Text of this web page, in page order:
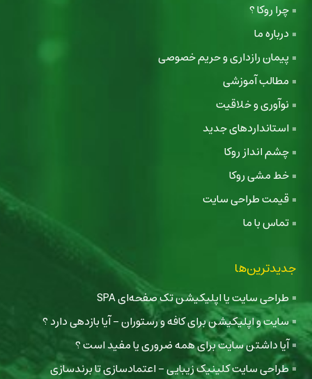
چرا روکا ؟
درباره ما
پیمان رازداری و حریم خصوصی
مطالب آموزشی
نوآوری و خلاقیت
استانداردهای جدید
چشم انداز روکا
خط مشی روکا
قیمت طراحی سایت
تماس با ما
جدیدترین‌ها
طراحی سایت یا اپلیکیشن تک صفحه‌ای SPA
سایت و اپلیکیشن برای کافه و رستوران - آیا بازدهی دارد ؟
آیا داشتن سایت برای همه ضروری یا مفید است ؟
طراحی سایت کلینیک زیبایی - اعتمادسازی تا برندسازی